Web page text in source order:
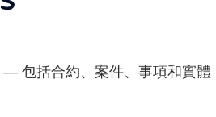
— 包括合約、案件、事項和實體